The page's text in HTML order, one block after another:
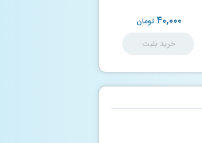
۴۰,۰۰۰ تومان
خرید بلیت